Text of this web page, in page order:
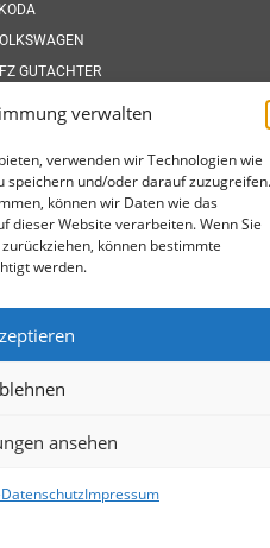
verwalten
verwenden wir Technologien wie
speichern und/oder darauf zuzugreifen.
können wir Daten wie das
dieser Website verarbeiten. Wenn Sie
können bestimmte
werden.
ansehen
DatenschutzImpressum
Str. 18 (Service:
GUTACHTER
dem „Leitfaden über den Kraftstoffverbrauch, die
entnommen werden, der an allen